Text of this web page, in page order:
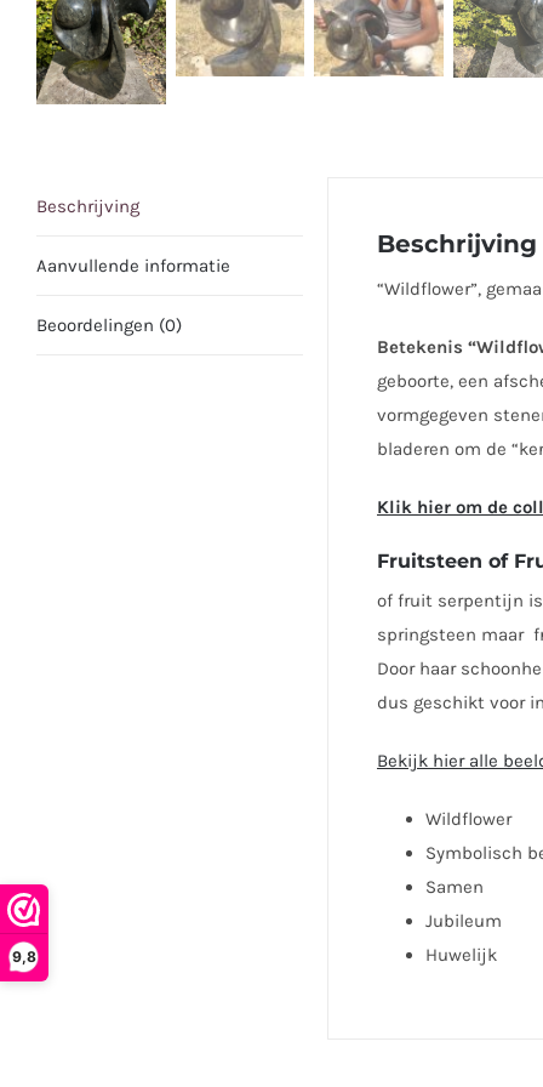
9,8
Beschrijving
Aanvullende informatie
Beoordelingen (0)
Beschrijving
“Wildflower”,
Betekenis
geboorte, een
vormgegeven
bladeren om de
Klik hier om de
Fruitsteen of
of fruit serpentijn
springsteen maar
Door haar
dus geschikt voor
Bekijk hier alle
Wildflower
Symbolisch
Samen
Jubileum
Huwelijk